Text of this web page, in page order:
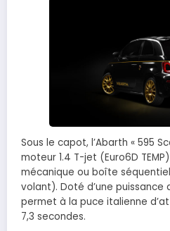
Sous le capot, l’Abarth « 595
moteur 1.4 T-jet (Euro6D
mécanique ou boîte
volant). Doté d’une puissance
permet à la puce italienne
7,3 secondes.